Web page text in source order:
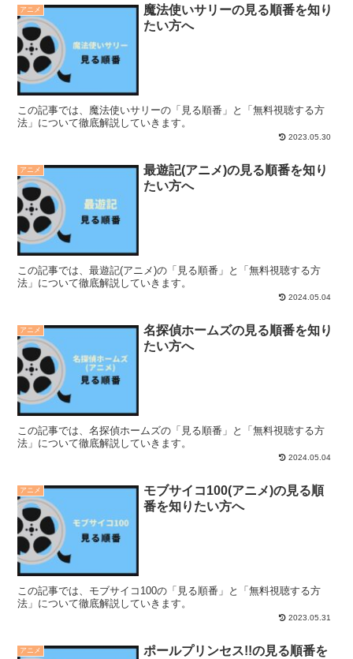
アニメ
魔法使いサリーの見る順番を知り
たい方へ
この記事では、魔法使いサリーの「見る順番」と「無料視聴する方
法」について徹底解説していきます。
2023.05.30
アニメ
最遊記(アニメ)の見る順番を知り
たい方へ
この記事では、最遊記(アニメ)の「見る順番」と「無料視聴する方
法」について徹底解説していきます。
2024.05.04
アニメ
名探偵ホームズの見る順番を知り
たい方へ
この記事では、名探偵ホームズの「見る順番」と「無料視聴する方
法」について徹底解説していきます。
2024.05.04
アニメ
モブサイコ100(アニメ)の見る順
番を知りたい方へ
この記事では、モブサイコ100の「見る順番」と「無料視聴する方
法」について徹底解説していきます。
2023.05.31
アニメ
ポールプリンセス!!の見る順番を